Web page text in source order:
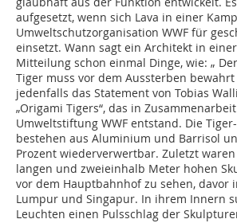
aufgesetzt, wenn sich Lava in einer
Umweltschutzorganisation WWF für
einsetzt. Wann sagt ein Architekt in
Mitteilung schon einmal Dinge, wie: „
Tiger muss vor dem Aussterben bewahrt
jedenfalls das Statement von Tobias
„Origami Tigers“, das in
Umweltstiftung WWF entstand. Die
bestehen aus Aluminium und Barrisol
Prozent wiederverwertbar. Zuletzt
langen und zweieinhalb Meter hohen
vor dem Hauptbahnhof zu sehen, davor
Lumpur und Singapur. In ihrem Innern
Leuchten einen Pulsschlag der